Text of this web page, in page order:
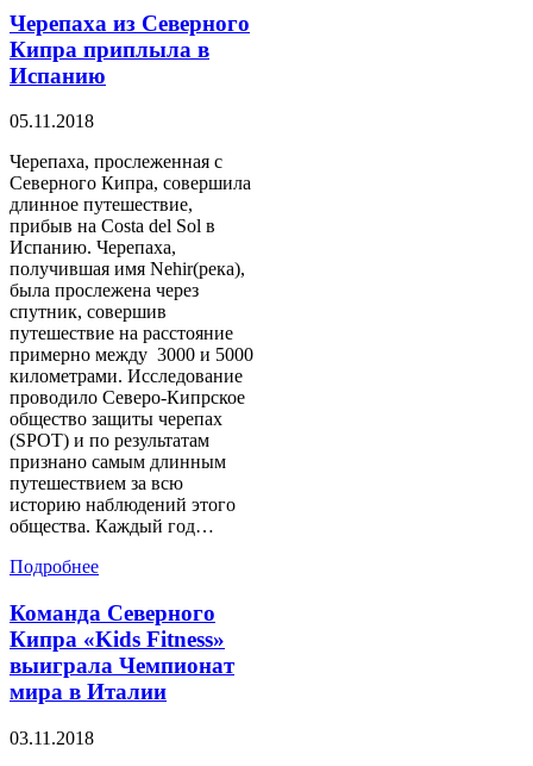
Черепаха из Северного
Кипра приплыла в
Испанию
05.11.2018
Черепаха, прослеженная с
Северного Кипра, совершила
длинное путешествие,
прибыв на Costa del Sol в
Испанию. Черепаха,
получившая имя Nehir(река),
была прослежена через
спутник, совершив
путешествие на расстояние
примерно между 3000 и 5000
километрами. Исследование
проводило Северо-Кипрское
общество защиты черепах
(SPOT) и по результатам
признано самым длинным
путешествием за всю
историю наблюдений этого
общества. Каждый год…
Подробнее
Команда Северного
Кипра «Kids Fitness»
выиграла Чемпионат
мира в Италии
03.11.2018